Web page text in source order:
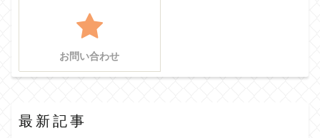
お問い合わせ
最新記事